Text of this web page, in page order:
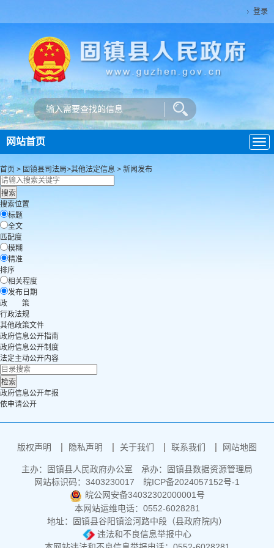
登录
导
航
网站首页
首页 > 固镇县司法局>其他法定信息 > 新闻发布
搜索位置
标题
全文
匹配度
模糊
精准
排序
相关程度
发布日期
政 策
行政法规
其他政策文件
政府信息公开指南
政府信息公开制度
法定主动公开内容
政府信息公开年报
依申请公开
版权声明 隐私声明 关于我们 联系我们 网站地图
主办：固镇县人民政府办公室
承办：固镇县数据资源管理局
网站标识码：3403230017
皖ICP备2024057152号-1
皖公网安备34032302000001号
本网站运维电话：0552-6028281
地址：固镇县谷阳镇浍河路中段（县政府院内）
违法和不良信息举报中心